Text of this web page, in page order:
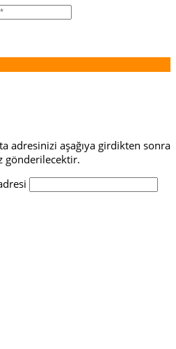
adresinizi aşağıya girdikten sonra
gönderilecektir.